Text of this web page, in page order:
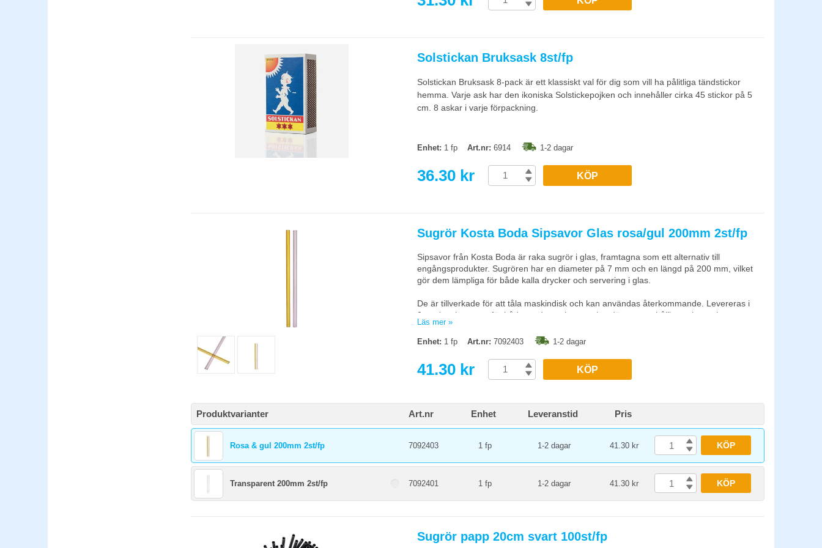
Solstickan Bruksask 8st/fp
Solstickan Bruksask 8-pack är ett klassiskt val för dig som vill ha pålitliga tändstickor
hemma. Varje ask har den ikoniska Solstickepojken och innehåller cirka 45 stickor på 5
cm. 8 askar i varje förpackning.
Enhet: 1 fp Art.nr: 6914 1-2 dagar
36.30 kr KÖP
Sugrör Kosta Boda Sipsavor Glas rosa/gul 200mm 2st/fp
Sipsavor från Kosta Boda är raka sugrör i glas, framtagna som ett alternativ till
engångsprodukter. Sugrören har en diameter på 7 mm och en längd på 200 mm, vilket
gör dem lämpliga för både kalla drycker och servering i glas.
De är tillverkade för att tåla maskindisk och kan användas återkommande. Levereras i
2-pack och passar för både vardag och servering där ett mer hållbart alternativ
efterfrågas.
Läs mer »
Enhet: 1 fp Art.nr: 7092403 1-2 dagar
41.30 kr KÖP
Produktvarianter Art.nr Enhet Leveranstid Pris
Rosa & gul 200mm 2st/fp 7092403 1 fp 1-2 dagar 41.30 kr KÖP
Transparent 200mm 2st/fp 7092401 1 fp 1-2 dagar 41.30 kr KÖP
Sugrör papp 20cm svart 100st/fp